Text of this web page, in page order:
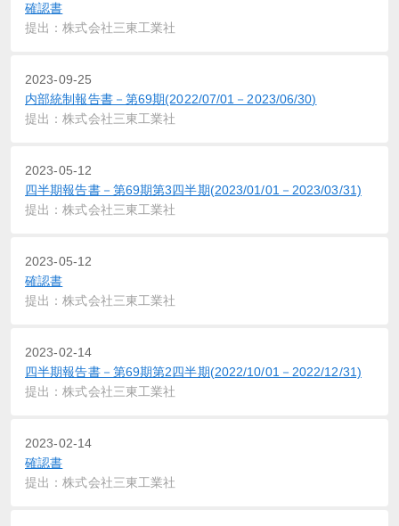
確認書
提出：株式会社三東工業社
2023-09-25
内部統制報告書－第69期(2022/07/01－2023/06/30)
提出：株式会社三東工業社
2023-05-12
四半期報告書－第69期第3四半期(2023/01/01－2023/03/31)
提出：株式会社三東工業社
2023-05-12
確認書
提出：株式会社三東工業社
2023-02-14
四半期報告書－第69期第2四半期(2022/10/01－2022/12/31)
提出：株式会社三東工業社
2023-02-14
確認書
提出：株式会社三東工業社